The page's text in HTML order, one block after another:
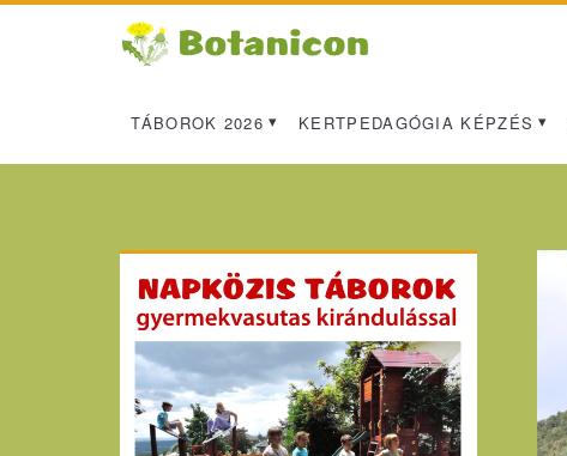
TÁBOROK 2026 KERTPEDAGÓGIA KÉPZÉS
Primary
Sidebar